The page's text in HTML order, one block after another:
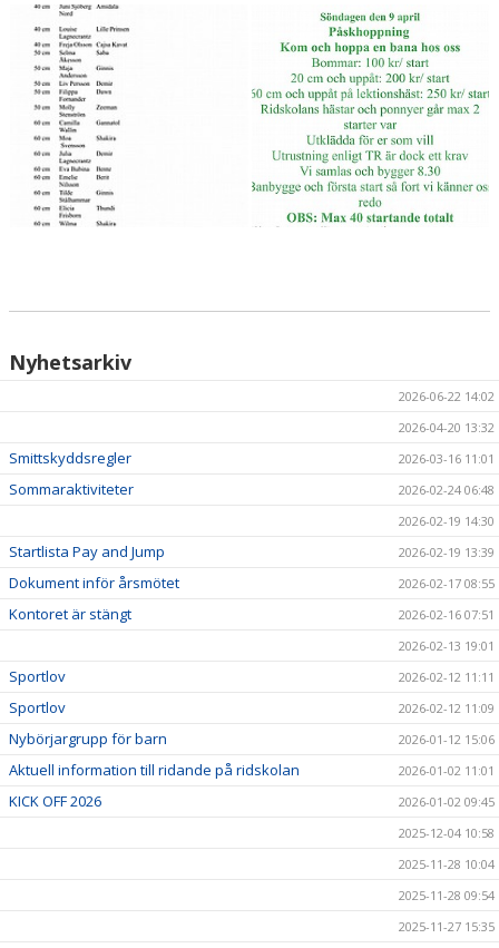
HÄSTAR
KALENDER
Nyhetsarkiv
2026-06-22 14:02
2026-04-20 13:32
Smittskyddsregler 2026-03-16 11:01
Sommaraktiviteter
2026-02-24 06:48
2026-02-19 14:30
Startlista Pay and Jump 2026-02-19 13:39
Dokument inför årsmötet 2026-02-17 08:55
Kontoret är stängt
2026-02-16 07:51
2026-02-13 19:01
Sportlov 2026-02-12 11:11
Sportlov 2026-02-12 11:09
Nybörjargrupp för barn 2026-01-12 15:06
Aktuell information till ridande på ridskolan 2026-01-02 11:01
KICK OFF 2026
2026-01-02 09:45
2025-12-04 10:58
2025-11-28 10:04
2025-11-28 09:54
2025-11-27 15:35